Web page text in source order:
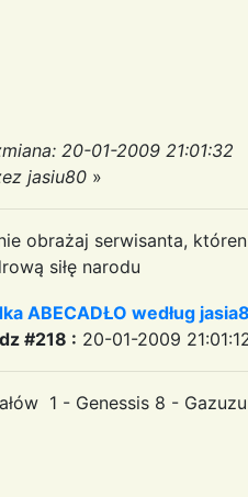
20-01-2009 21:01:32
jasiu80 »
obrażaj serwisanta,
siłę narodu
ABECADŁO według
#218 : 20-01-2009
1 - Genessis 8 -